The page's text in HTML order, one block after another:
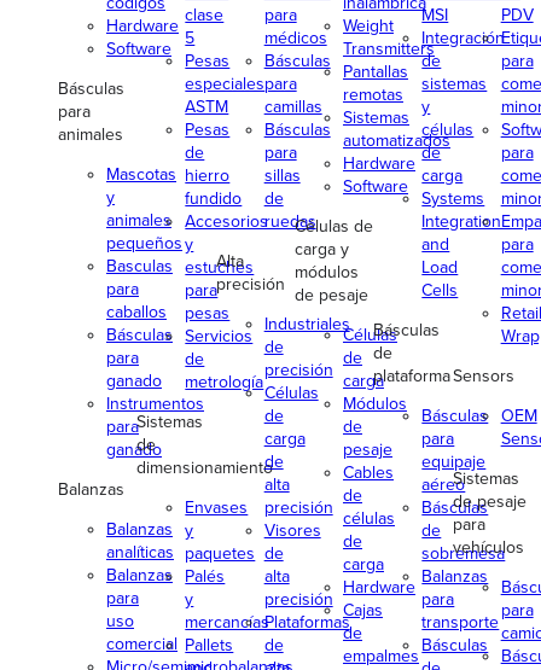
Hardware
Software
Básculas
para
animales
Mascotas
y
animales
pequeños
Basculas
para
caballos
Básculas
para
ganado
Instrumentos
para
ganado
Balanzas
Balanzas
analíticas
Balanzas
para
uso
comercial
clase
5
Pesas
especiales
ASTM
Pesas
de
hierro
fundido
Accesorios
y
estuches
para
pesas
Servicios
de
metrología
Sistemas
de
dimensionamiento
Envases
y
paquetes
Palés
y
mercancías
Pallets
para
médicos
Básculas
para
camillas
Básculas
para
sillas
de
ruedas
Alta
precisión
Industriales
de
precisión
Células
de
carga
de
alta
precisión
Visores
de
alta
precisión
Plataformas
de
Weight
Transmitters
Pantallas
remotas
Sistemas
automatizados
Hardware
Software
Células de
carga y
módulos
de pesaje
Células
de
carga
Módulos
de
pesaje
Cables
de
células
de
carga
Hardware
Cajas
de
empalmes
MSI
Integración
de
sistemas
y
células
de
carga
Systems
Integration
and
Load
Cells
Básculas
de
plataforma
Básculas
para
equipaje
aéreo
Básculas
de
sobremesa
Balanzas
para
transporte
Básculas
PDV
para
para
para
Retail
Sensors
OEM
Sistemas
de pesaje
para
vehículos
para